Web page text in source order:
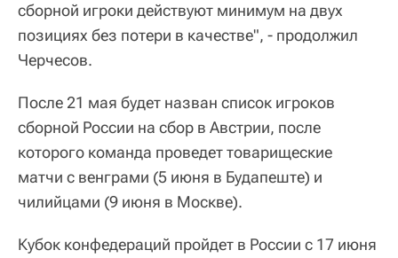
сборной игроки действуют минимум на двух
позициях без потери в качестве", - продолжил
Черчесов.
После 21 мая будет назван список игроков
сборной России на сбор в Австрии, после
которого команда проведет товарищеские
матчи с венграми (5 июня в Будапеште) и
чилийцами (9 июня в Москве).
Кубок конфедераций пройдет в России с 17 июня